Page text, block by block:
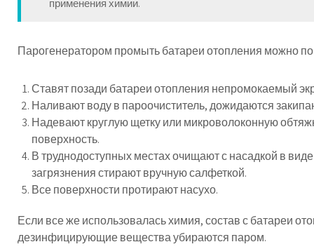
применения химии.
Парогенератором промыть батареи отопления можно
Ставят позади батареи отопления непромокаемый
Наливают воду в пароочиститель, дожидаются
Надевают круглую щетку или микроволоконную
поверхность.
В труднодоступных местах очищают с насадкой в
загрязнения стирают вручную салфеткой.
Все поверхности протирают насухо.
Если все же использовалась химия, состав с батареи
дезинфицирующие вещества убираются паром.